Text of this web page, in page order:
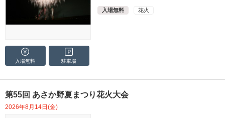
入場無料 花火
入場無料 駐車場
第55回 あさか野夏まつり花火大会
2026年8月14日(金)